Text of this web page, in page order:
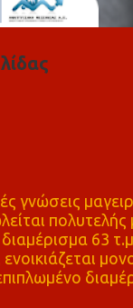
γνώσεις
πολυτελής
63 τ.μ